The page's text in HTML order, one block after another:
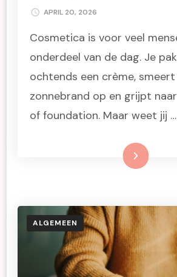
APRIL 20, 2026
Cosmetica is voor veel
onderdeel van de dag. Je
ochtends een crème,
zonnebrand op en grijpt
of foundation. Maar weet jij …
Lees meer
ALGEMEEN